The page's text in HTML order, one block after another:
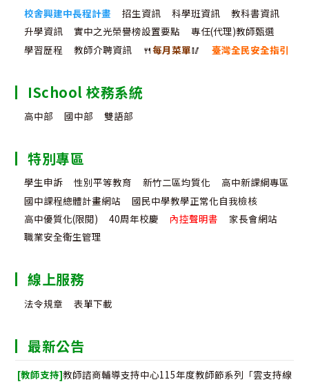
校舍興建中長程計畫 招生資訊 科學班資訊
教科書資訊
升學資訊
實中之光榮譽榜設置要點
專任(代理)教師甄選
學習歷程
教師介聘資訊 🍴每月菜單🥢 臺灣全民安全指引
ISchool 校務系統
高中部 國中部 雙語部
特別專區
學生申訴 性別平等教育 新竹二區均質化
高中新課綱專區
國中課程總體計畫網站
國民中學教學正常化自我檢核
高中優質化(限閱)
40周年校慶 內控聲明書
家長會網站
職業安全衛生管理
線上服務
法令規章 表單下載
最新公告
[教師支持]教師諮商輔導支持中心115年度教師節系列「雲支持線